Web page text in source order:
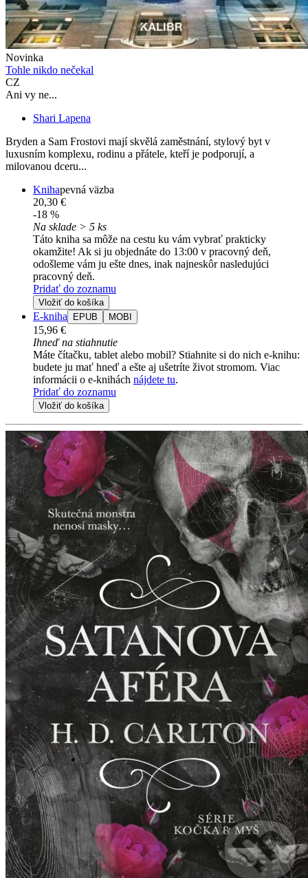
Novinka
Tohle nikdo nečekal
CZ
Ani vy ne...
Shari Lapena
Bryden a Sam Frostovi mají skvělá zaměstnání, stylový byt v
luxusním komplexu, rodinu a přátele, kteří je podporují, a
milovanou dceru...
Knihapevná väzba
20,30 €
-18 %
Na sklade > 5 ks
Táto kniha sa môže na cestu ku vám vybrať prakticky
okamžite! Ak si ju objednáte do 13:00 v pracovný deň,
odošleme vám ju ešte dnes, inak najneskôr nasledujúci
pracovný deň.
Pridať do zoznamu
Vložiť do košíka
E-kniha EPUB MOBI
15,96 €
Ihneď na stiahnutie
Máte čítačku, tablet alebo mobil? Stiahnite si do nich e-knihu:
budete ju mať hneď a ešte aj ušetríte život stromom. Viac
informácii o e-knihách nájdete tu.
Pridať do zoznamu
Vložiť do košíka